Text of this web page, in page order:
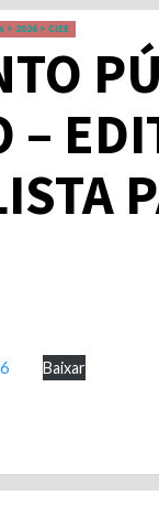
2026 > CIEE
–
Baixar